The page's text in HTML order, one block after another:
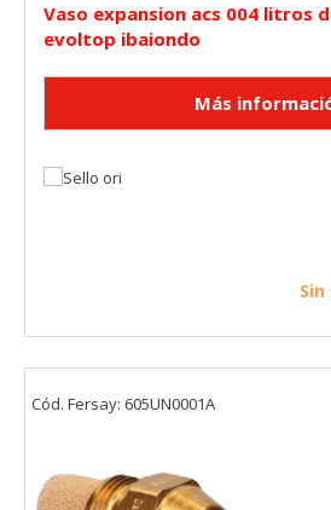
Vaso expansion acs 004 litros
evoltop ibaiondo
Cód. Fersay: 605UN0001A